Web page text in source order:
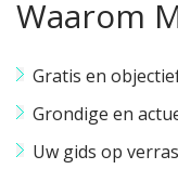
Waarom
Gratis en
Grondige en
Uw gids op